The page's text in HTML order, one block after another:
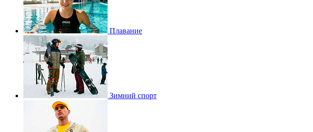
Плавание
Зимний спорт